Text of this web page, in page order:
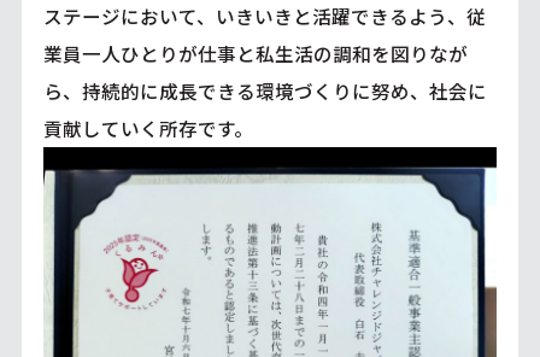
ステージにおいて、いきいきと活躍できるよう、従
業員一人ひとりが仕事と私生活の調和を図りなが
ら、持続的に成長できる環境づくりに努め、社会に
貢献していく所存です。